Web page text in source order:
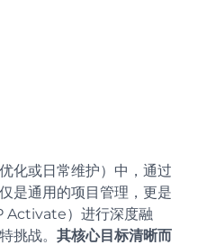
化或日常维护）中，通过
是通用的项目管理，更是
Activate）进行深度融
挑战。 其核心目标清晰而